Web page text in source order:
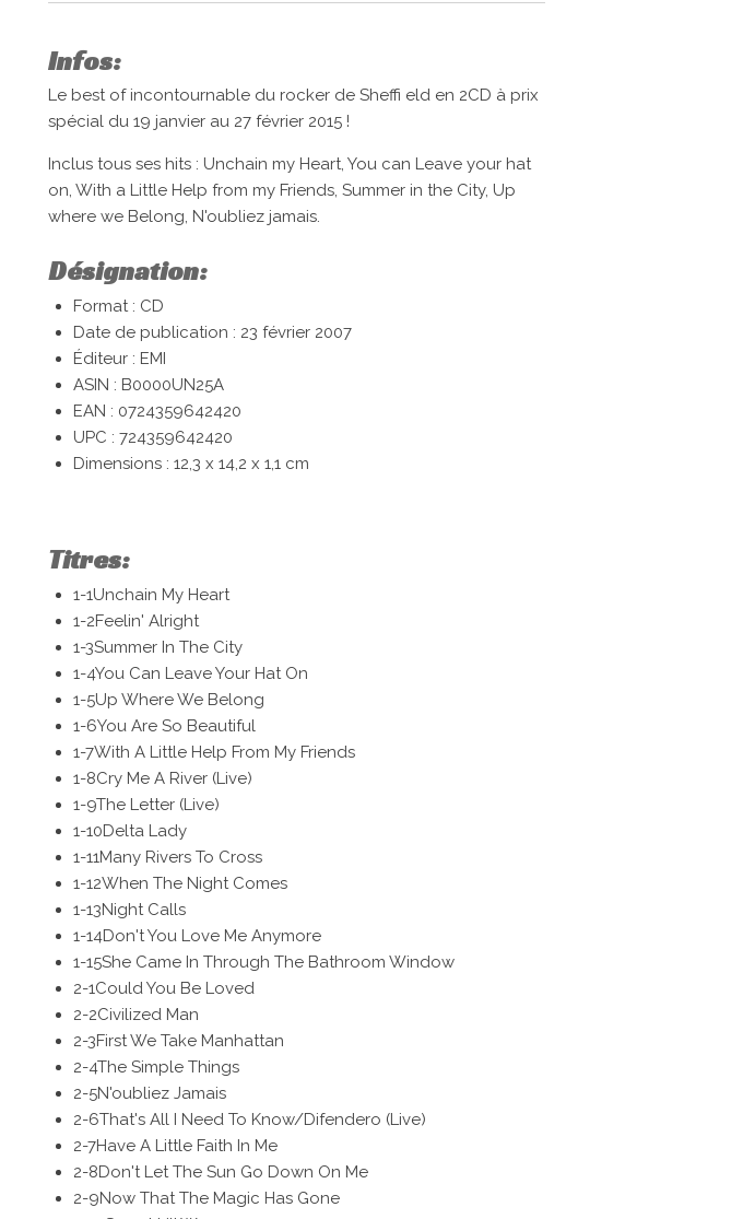
Infos:
Le best of incontournable du rocker de Sheffi eld en 2CD à prix
spécial du 19 janvier au 27 février 2015 !
Inclus tous ses hits : Unchain my Heart, You can Leave your hat
on, With a Little Help from my Friends, Summer in the City, Up
where we Belong, N'oubliez jamais.
Désignation:
Format : CD
Date de publication : 23 février 2007
Éditeur : EMI
ASIN : B0000UN25A
EAN : 0724359642420
UPC : 724359642420
Dimensions : 12,3 x 14,2 x 1,1 cm
Titres:
1-1Unchain My Heart
1-2Feelin' Alright
1-3Summer In The City
1-4You Can Leave Your Hat On
1-5Up Where We Belong
1-6You Are So Beautiful
1-7With A Little Help From My Friends
1-8Cry Me A River (Live)
1-9The Letter (Live)
1-10Delta Lady
1-11Many Rivers To Cross
1-12When The Night Comes
1-13Night Calls
1-14Don't You Love Me Anymore
1-15She Came In Through The Bathroom Window
2-1Could You Be Loved
2-2Civilized Man
2-3First We Take Manhattan
2-4The Simple Things
2-5N'oubliez Jamais
2-6That's All I Need To Know/Difendero (Live)
2-7Have A Little Faith In Me
2-8Don't Let The Sun Go Down On Me
2-9Now That The Magic Has Gone